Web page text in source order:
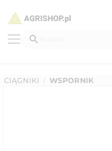
CIĄGNIKI / WSPORNIK